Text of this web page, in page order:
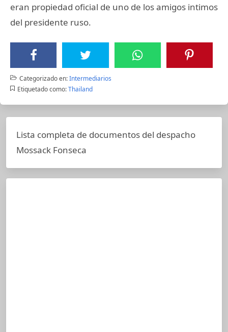
eran propiedad oficial de uno de los amigos intimos
del presidente ruso.
Categorizado en:Intermediarios
Etiquetado como: Thailand
Lista completa de documentos del despacho
Mossack Fonseca